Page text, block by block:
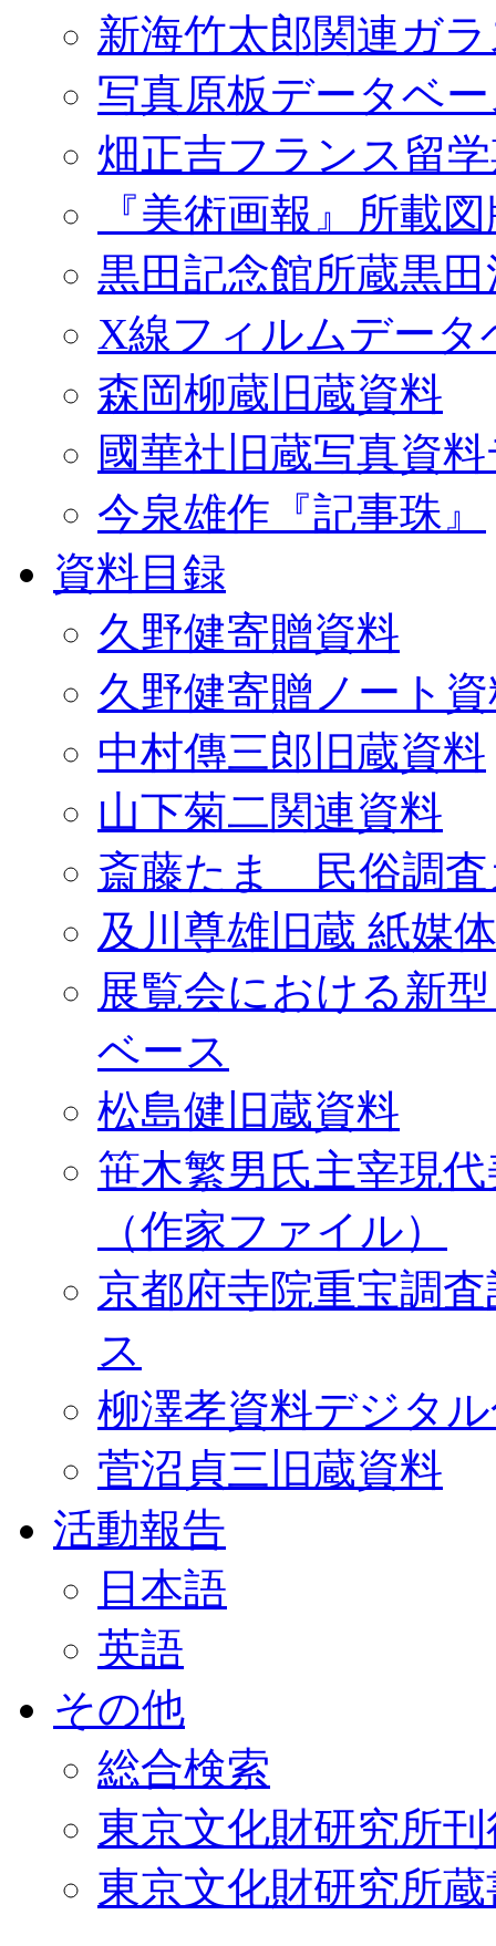
新海竹太郎関連ガ
写真原板データベ
畑正吉フランス留
『美術画報』所載
黒田記念館所蔵黒
X線フィルムデータ
森岡柳蔵旧蔵資料
國華社旧蔵写真資
今泉雄作『記事珠』
資料目録
久野健寄贈資料
久野健寄贈ノート
中村傳三郎旧蔵資料
山下菊二関連資料
斎藤たま 民俗調査
及川尊雄旧蔵 紙媒
展覧会における新
ベース
松島健旧蔵資料
笹木繁男氏主宰現
（作家ファイル）
京都府寺院重宝調
ス
柳澤孝資料デジタ
菅沼貞三旧蔵資料
活動報告
日本語
英語
その他
総合検索
東京文化財研究所
東京文化財研究所